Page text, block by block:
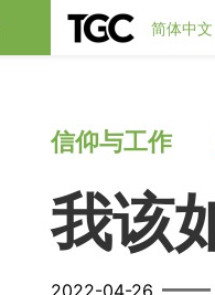
简体中文
信仰与工作
我该
——